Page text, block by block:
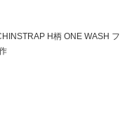
H柄 ONE WASH フ